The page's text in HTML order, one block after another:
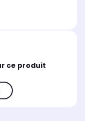
ce produit